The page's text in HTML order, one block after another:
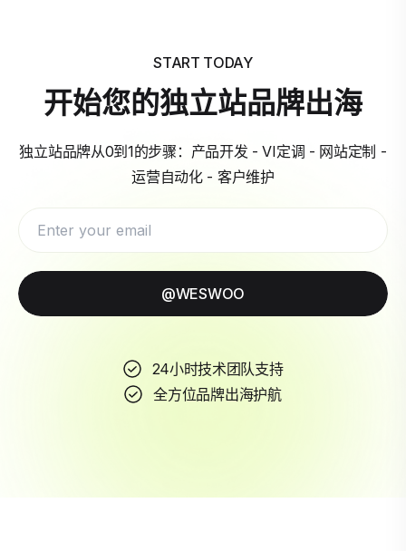
START TODAY
开始您的独立站品牌出海
独立站品牌从0到1的步骤：产品开发 - VI定调 - 网站定制 -
运营自动化 - 客户维护
@WESWOO
24小时技术团队支持
全方位品牌出海护航